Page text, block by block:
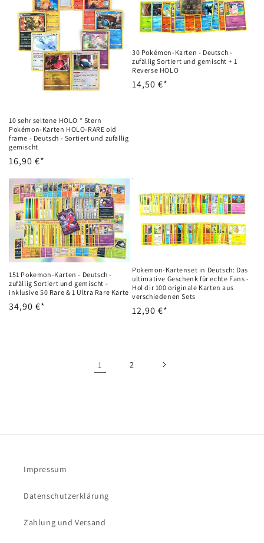
10 sehr seltene HOLO * Stern
Pokémon-Karten HOLO-RARE old
frame - Deutsch - Sortiert und zufällig
gemischt
Precio
16,90 €*
30 Pokémon-Karten - Deutsch -
zufällig Sortiert und gemischt + 1
Reverse HOLO
Precio
14,50 €*
151 Pokemon-Karten - Deutsch -
zufällig Sortiert und gemischt -
inklusive 50 Rare & 1 Ultra Rare Karte
Precio
34,90 €*
Pokemon-Kartenset in Deutsch: Das
ultimative Geschenk für echte Fans -
Hol dir 100 originale Karten aus
verschiedenen Sets
Precio
12,90 €*
1 2
Impressum
Datenschutzerklärung
Zahlung und Versand